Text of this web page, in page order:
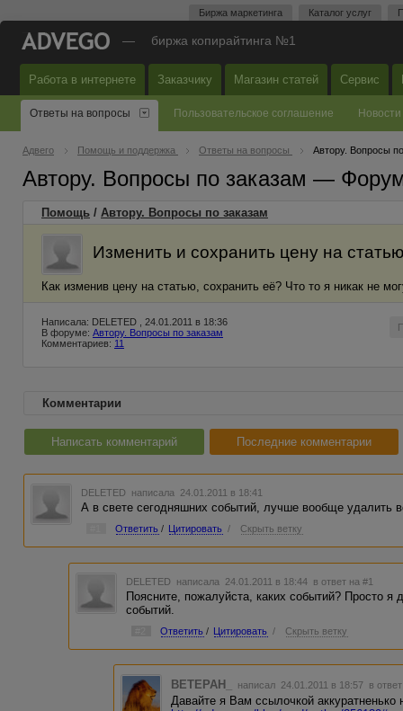
Биржа маркетинга Каталог услуг
— биржа копирайтинга №1
Работа в интернете Заказчику Магазин статей Сервис
Ответы на вопросы Пользовательское соглашение Новости
Адвего Помощь и поддержка Ответы на вопросы Автору. Вопросы
Автору. Вопросы по заказам —
Помощь / Автору. Вопросы по заказам
Изменить и сохранить цену на статью
Как изменив цену на статью, сохранить её? Что то я никак не
Написала: DELETED , 24.01.2011 в 18:36
В форуме: Автору. Вопросы по заказам
Комментариев: 11
Комментарии
Написать комментарий Последние комментарии
DELETED написала 24.01.2011 в 18:41
А в свете сегодняшних событий, лучше вообще удалить
Ответить / Цитировать / Скрыть ветку
DELETED написала 24.01.2011 в 18:44 в ответ на #1
Поясните, пожалуйста, каких событий? Просто я
событий.
Ответить / Цитировать / Скрыть ветку
BETEPAH_ написал 24.01.2011 в 18:57 в
Давайте я Вам ссылочкой аккуратненько